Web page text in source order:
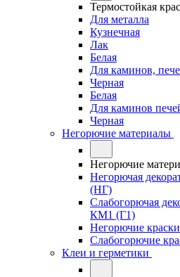
Термостойкая
Для металла
Кузнечная
Лак
Белая
Для каминов,
Черная
Белая
Для каминов
Черная
Негорючие материалы
Негорючие
Негорючая
(НГ)
Слабогорючая
КМ1 (Г1)
Негорючие
Слабогорючие
Клеи и герметики